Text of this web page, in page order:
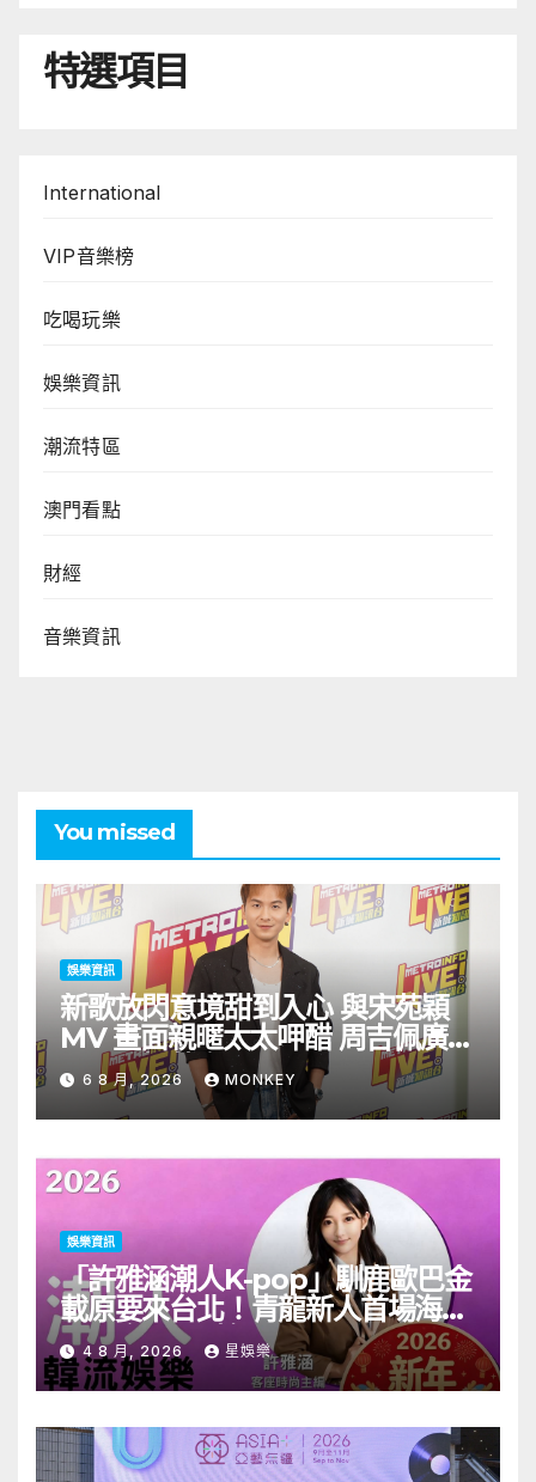
特選項目
International
VIP音樂榜
吃喝玩樂
娛樂資訊
潮流特區
澳門看點
財經
音樂資訊
You missed
娛樂資訊
新歌放閃意境甜到入心 與宋苑穎
MV 畫面親暱太太呷醋 周吉佩廣州
一日三場熱血 Busking
6 8 月, 2026 MONKEY
娛樂資訊
「許雅涵潮人K-pop」馴鹿歐巴金
載原要來台北！青龍新人首場海外
見面會8/9開搶
4 8 月, 2026 星娛樂